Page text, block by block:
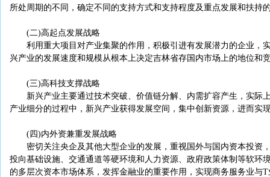
所处周期的不同，确定不同的支持方式和支持程度及重点发展和扶持
(二)高起点发展战略
利用重大项目对产业集聚的作用，积极引进有发展潜力的企业，
兴产业的发展速度和规模从根本上决定吉林省存国内市场上的地位和
(三)高科技支撑战略
新兴产业主要通过技术突破、价值链分解、内需扩容产生，实际
产业细分的过程中，新兴产业获得发展空间，集中创新资源，进而实
(四)内外资兼重发展战略
密切关注央企及其他大型企业的发展，重视国外与国内资本投资
投向基础设施、交通通道等硬环境和人力资源、政府政策体制等软环
的多层次资本市场体系，发挥金融业的重要作用，实现商务服务业与